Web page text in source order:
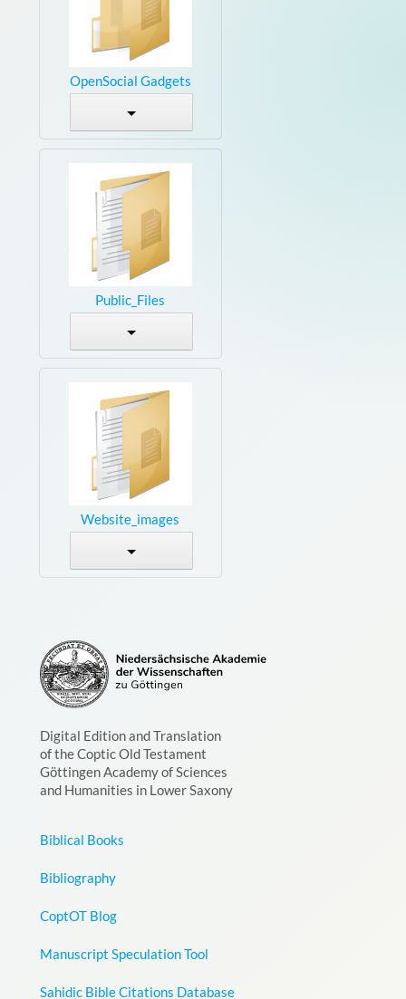
OpenSocial Gadgets
Public_Files
Website_images
Digital Edition and Translation
of the Coptic Old Testament
Göttingen Academy of Sciences
and Humanities in Lower Saxony
Biblical Books
Bibliography
CoptOT Blog
Manuscript Speculation Tool
Sahidic Bible Citations Database